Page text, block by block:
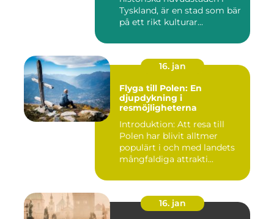
Tyskland, är en stad som bär
på ett rikt kulturar...
16. jan
Flyga till Polen: En
djupdykning i
resmöjligheterna
Introduktion: Att resa till
Polen har blivit alltmer
populärt i och med landets
mångfaldiga attrakti...
16. jan